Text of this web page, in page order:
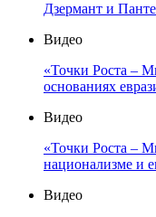
Дзермант и
Видео
«Точки Роста –
основаниях
Видео
«Точки Роста –
национализме и
Видео